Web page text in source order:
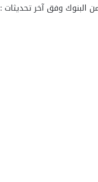
البنوك وفق آخر تحديثات :